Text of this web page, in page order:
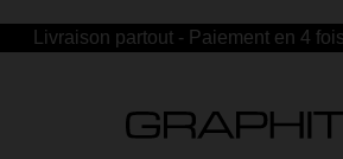
Livraison partout - Paiement en 4